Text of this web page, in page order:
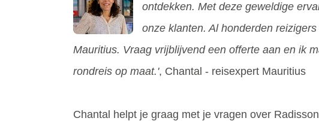
ontdekken. Met deze geweldige
onze klanten. Al honderden
Mauritius. Vraag vrijblijvend een offerte aan en ik
rondreis op maat.', Chantal - reisexpert Mauritius
Chantal helpt je graag met je vragen over